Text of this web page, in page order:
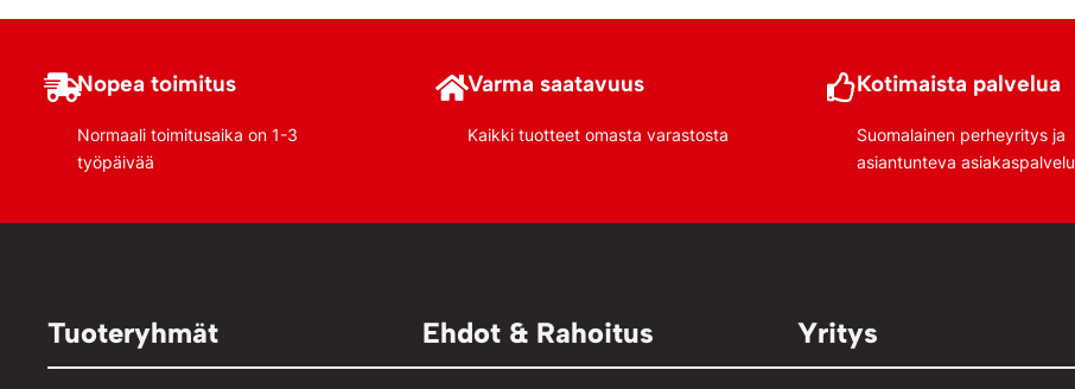
Nopea toimitus
Normaali toimitusaika on 1-3
työpäivää
Varma saatavuus
Kaikki tuotteet omasta varastosta
Kotimaista palvelua
Suomalainen perheyritys ja
asiantunteva asiakaspalvelu
Tuoteryhmät Ehdot & Rahoitus Yritys